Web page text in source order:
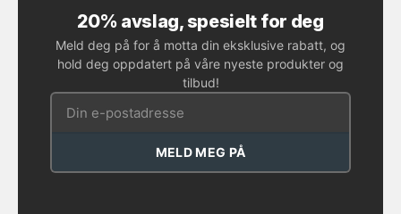
20% avslag, spesielt for deg
Meld deg på for å motta din eksklusive rabatt, og
hold deg oppdatert på våre nyeste produkter og
tilbud!
MELD MEG PÅ